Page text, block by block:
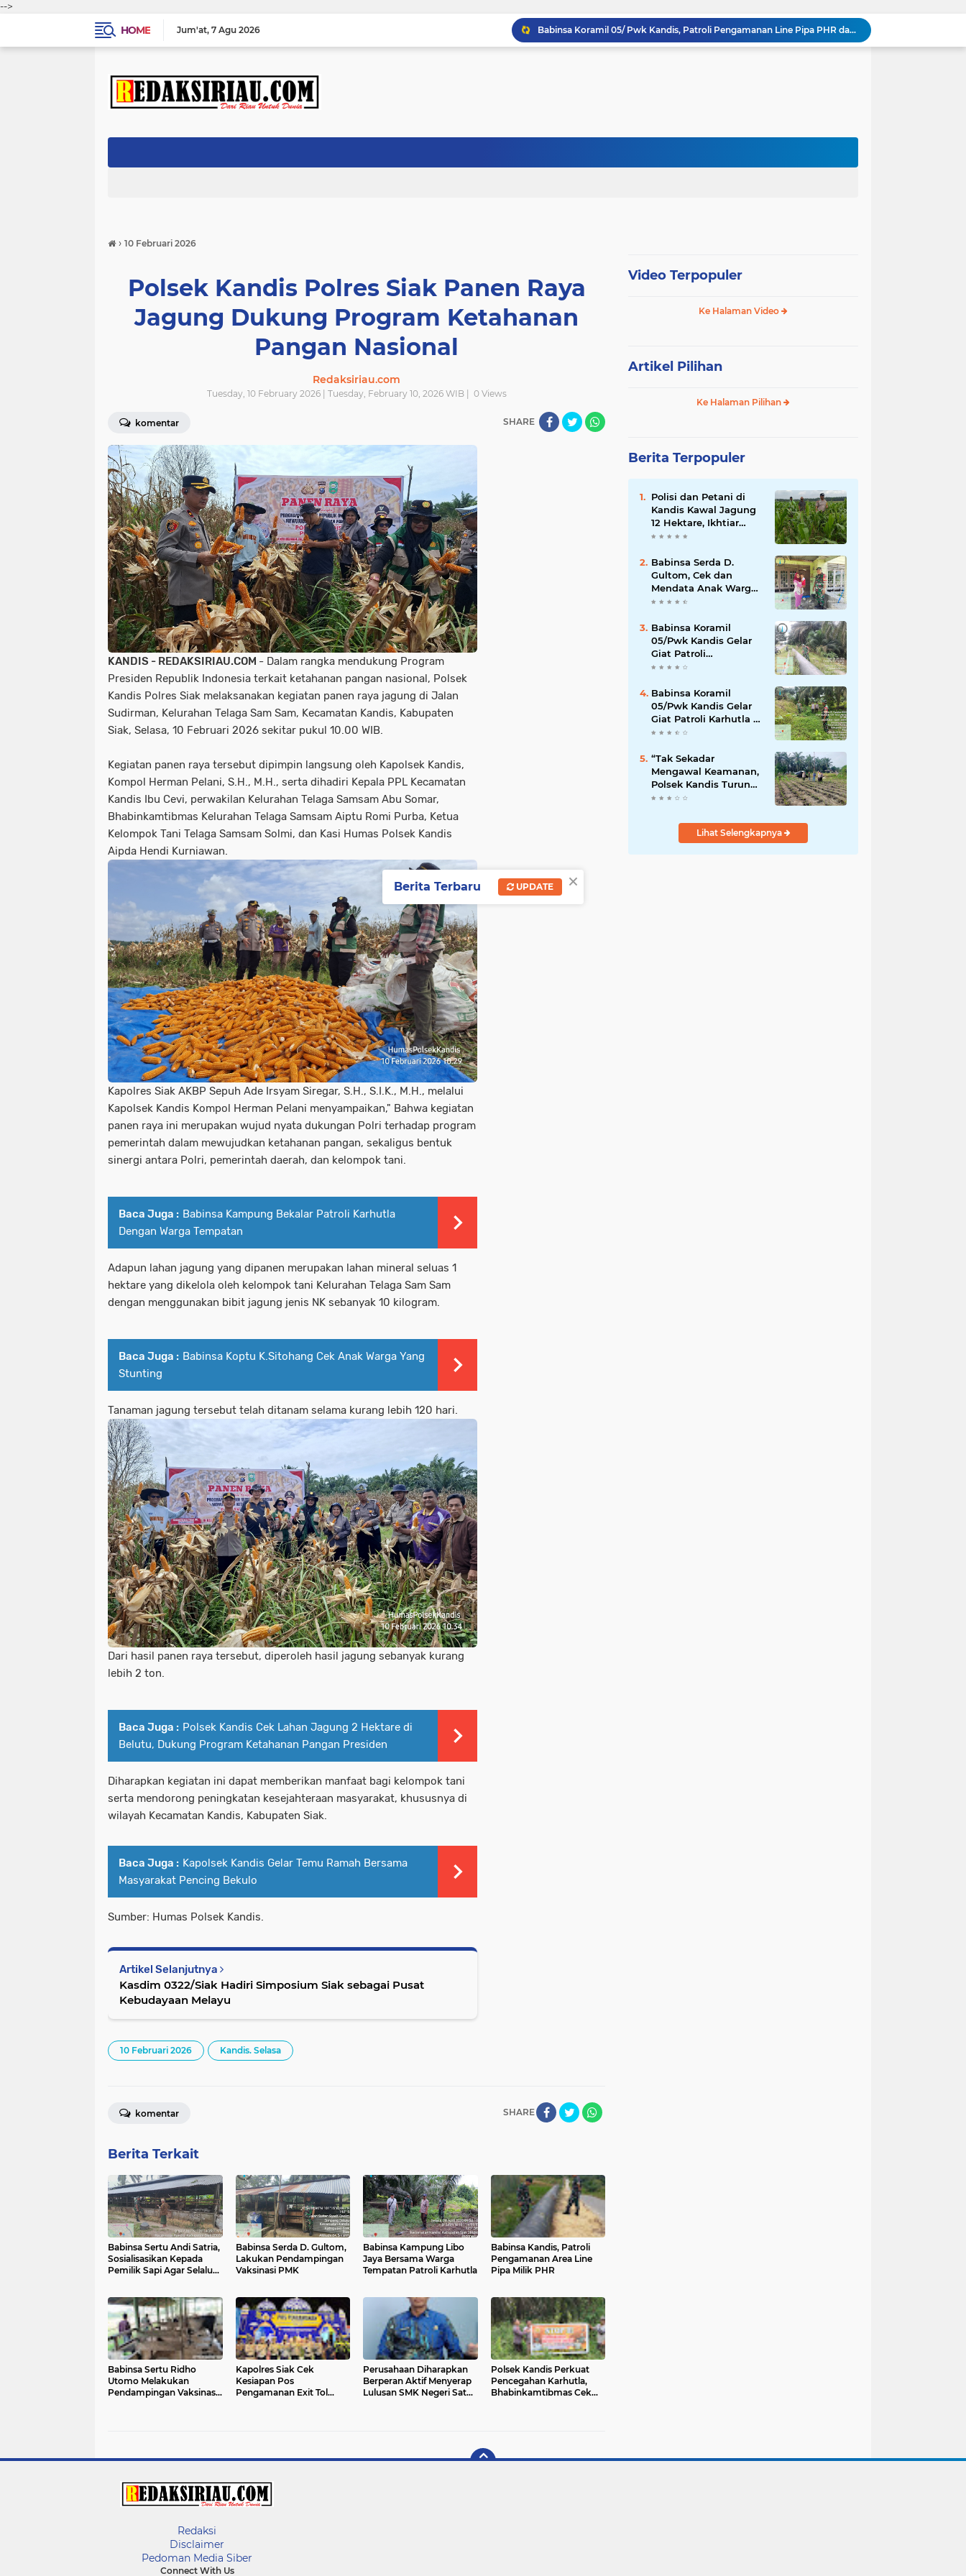
-->
HOME
Jum'at 7 Agu 2026
Babinsa Koptu K. Sitohang Melakukan Pendampingan Vaksinasi PMK
“Tak Sekadar Mengawal Keamanan, Polsek Kandis Turun ke Lahan Jagung Kawal Ketahanan Pangan
12 Hektare Jagung Jadi Tumpuan, Polsek Kandis Bergerak Kawal Swasembada Pangan
› 10 Februari 2026
Polsek Kandis Polres Siak Panen Raya
Jagung Dukung Program Ketahanan
Pangan Nasional
Redaksiriau.com
Tuesday, 10 February 2026 | Tuesday, February 10, 2026 WIB | 0Views
komentar SHARE
KANDIS - REDAKSIRIAU.COM - Dalam rangka mendukung Program
Presiden Republik Indonesia terkait ketahanan pangan nasional, Polsek
Kandis Polres Siak melaksanakan kegiatan panen raya jagung di Jalan
Sudirman, Kelurahan Telaga Sam Sam, Kecamatan Kandis, Kabupaten
Siak, Selasa, 10 Februari 2026 sekitar pukul 10.00 WIB.
Kegiatan panen raya tersebut dipimpin langsung oleh Kapolsek Kandis,
Kompol Herman Pelani, S.H., M.H., serta dihadiri Kepala PPL Kecamatan
Kandis Ibu Cevi, perwakilan Kelurahan Telaga Samsam Abu Somar,
Bhabinkamtibmas Kelurahan Telaga Samsam Aiptu Romi Purba, Ketua
Kelompok Tani Telaga Samsam Solmi, dan Kasi Humas Polsek Kandis
Aipda Hendi Kurniawan.
Kapolres Siak AKBP Sepuh Ade Irsyam Siregar, S.H., S.I.K., M.H., melalui
Kapolsek Kandis Kompol Herman Pelani menyampaikan," Bahwa kegiatan
panen raya ini merupakan wujud nyata dukungan Polri terhadap program
pemerintah dalam mewujudkan ketahanan pangan, sekaligus bentuk
sinergi antara Polri, pemerintah daerah, dan kelompok tani.
Baca Juga : Babinsa Kampung Bekalar Patroli Karhutla
Dengan Warga Tempatan
Adapun lahan jagung yang dipanen merupakan lahan mineral seluas 1
hektare yang dikelola oleh kelompok tani Kelurahan Telaga Sam Sam
dengan menggunakan bibit jagung jenis NK sebanyak 10 kilogram.
Baca Juga : Babinsa Koptu K.Sitohang Cek Anak Warga Yang
Stunting
Tanaman jagung tersebut telah ditanam selama kurang lebih 120 hari.
Dari hasil panen raya tersebut, diperoleh hasil jagung sebanyak kurang
lebih 2 ton.
Baca Juga : Polsek Kandis Cek Lahan Jagung 2 Hektare di
Belutu, Dukung Program Ketahanan Pangan Presiden
Diharapkan kegiatan ini dapat memberikan manfaat bagi kelompok tani
serta mendorong peningkatan kesejahteraan masyarakat, khususnya di
wilayah Kecamatan Kandis, Kabupaten Siak.
Baca Juga : Kapolsek Kandis Gelar Temu Ramah Bersama
Masyarakat Pencing Bekulo
Sumber: Humas Polsek Kandis.
Artikel Selanjutnya
Kasdim 0322/Siak Hadiri Simposium Siak sebagai Pusat
Kebudayaan Melayu
10 Februari 2026 Kandis. Selasa
SHARE
komentar
Berita Terkait
Babinsa Sertu Andi Satria,
Sosialisasikan Kepada
Pemilik Sapi Agar Selalu
Babinsa Serda D. Gultom,
Lakukan Pendampingan
Vaksinasi PMK
Babinsa Kampung Libo
Jaya Bersama Warga
Tempatan Patroli Karhutla
Babinsa Kandis, Patroli
Pengamanan Area Line
Pipa Milik PHR
Babinsa Sertu Ridho
Utomo Melakukan
Pendampingan Vaksinasi
Kapolres Siak Cek
Kesiapan Pos
Pengamanan Exit Tol
Perusahaan Diharapkan
Berperan Aktif Menyerap
Lulusan SMK Negeri Satu
Polsek Kandis Perkuat
Pencegahan Karhutla,
Bhabinkamtibmas Cek
Video Terpopuler
Ke Halaman Video
Artikel Pilihan
Ke Halaman Pilihan
Berita Terpopuler
Polisi dan Petani di
Kandis Kawal Jagung
12 Hektare, Ikhtiar
Menjaga Ketahanan
Babinsa Serda D.
Gultom, Cek dan
Mendata Anak Warga
Yang Stunting
Babinsa Koramil
05/Pwk Kandis Gelar
Giat Patroli
Pengamanan Line
Kandis Kandis
Babinsa Koramil
05/Pwk Kandis Gelar
Giat Patroli Karhutla di
Wilayah Kelurahan
“Tak Sekadar
Mengawal Keamanan,
Polsek Kandis Turun
ke Lahan Jagung
Pangan
Lihat Selengkapnya
Redaksi
Disclaimer
Pedoman Media Siber
Connect With Us
×
Berita Terbaru UPDATE